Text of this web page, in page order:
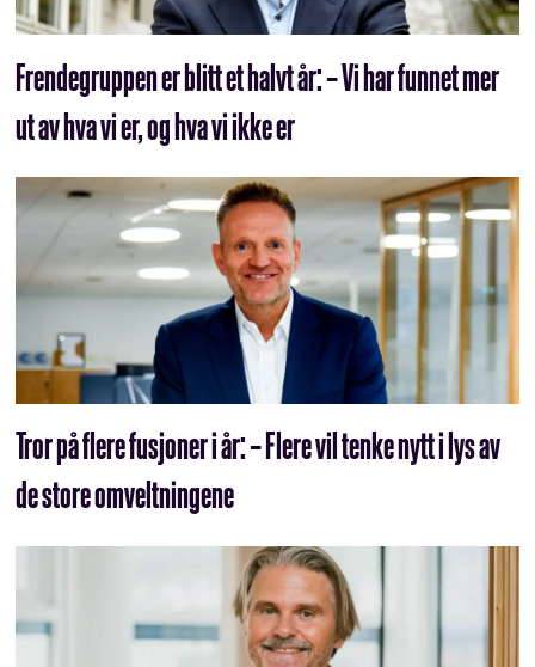
Frendegruppen er blitt et halvt år: – Vi har funnet mer
ut av hva vi er, og hva vi ikke er
Tror på flere fusjoner i år: – Flere vil tenke nytt i lys av
de store omveltningene